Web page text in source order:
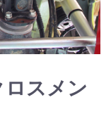
ロスメン